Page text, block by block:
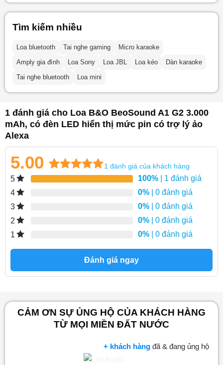
Tìm kiếm nhiều
Loa bluetooth Tai nghe gaming
Micro karaoke
Amply gia đình
Loa Sony Loa JBL Loa kéo
Dàn karaoke
Tai nghe bluetooth
Loa mini
1 đánh giá cho Loa B&O BeoSound A1 G2 3.000
mAh, có đèn LED hiển thị mức pin có trợ lý ảo
Alexa
5.00 1 đánh giá của khách hàng
5 100% | 1 đánh giá
4
0% | 0 đánh giá
3
0% | 0 đánh giá
2
0% | 0 đánh giá
1
0% | 0 đánh giá
Đánh giá ngay
CẢM ƠN SỰ ỦNG HỘ CỦA KHÁCH HÀNG
TỪ MỌI MIỀN ĐẤT NƯỚC
+ khách hàng đã & đang ủng hộ